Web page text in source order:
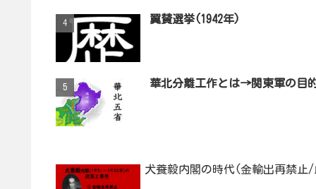
翼賛選挙(1942年)
華北分離工作とは→関東軍の目
犬養毅内閣の時代(金輸出再禁